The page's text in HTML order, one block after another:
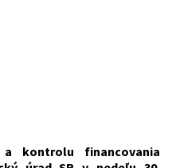
kontrolu financovania